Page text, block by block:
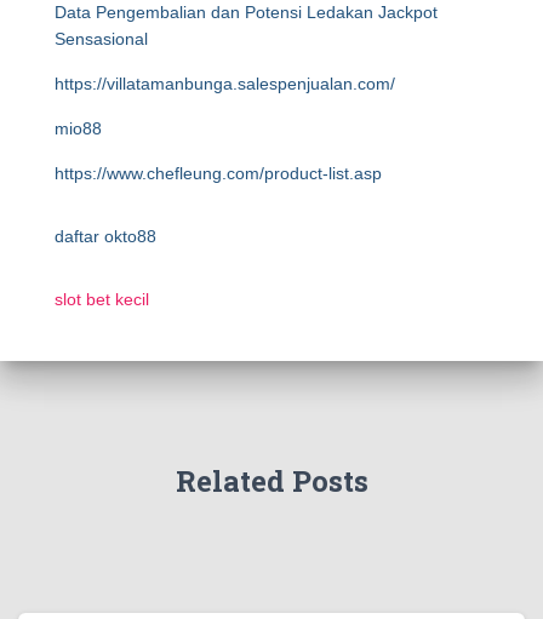
Data Pengembalian dan Potensi Ledakan Jackpot
Sensasional
https://villatamanbunga.salespenjualan.com/
mio88
https://www.chefleung.com/product-list.asp
daftar okto88
slot bet kecil
Related Posts